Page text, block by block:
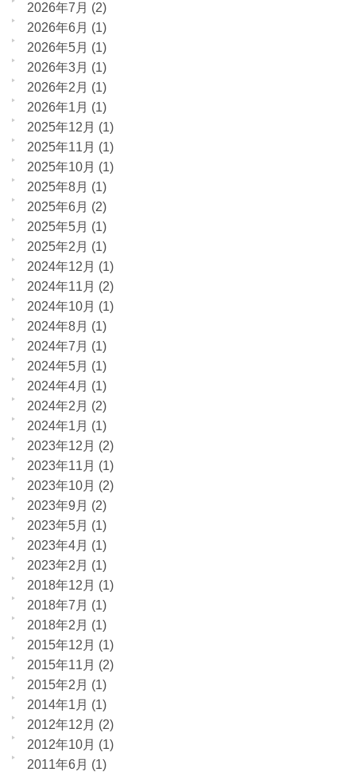
2026年7月 (2)
2026年6月 (1)
2026年5月 (1)
2026年3月 (1)
2026年2月 (1)
2026年1月 (1)
2025年12月 (1)
2025年11月 (1)
2025年10月 (1)
2025年8月 (1)
2025年6月 (2)
2025年5月 (1)
2025年2月 (1)
2024年12月 (1)
2024年11月 (2)
2024年10月 (1)
2024年8月 (1)
2024年7月 (1)
2024年5月 (1)
2024年4月 (1)
2024年2月 (2)
2024年1月 (1)
2023年12月 (2)
2023年11月 (1)
2023年10月 (2)
2023年9月 (2)
2023年5月 (1)
2023年4月 (1)
2023年2月 (1)
2018年12月 (1)
2018年7月 (1)
2018年2月 (1)
2015年12月 (1)
2015年11月 (2)
2015年2月 (1)
2014年1月 (1)
2012年12月 (2)
2012年10月 (1)
2011年6月 (1)